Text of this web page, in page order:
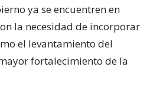
ya se encuentren en
la necesidad de incorporar
el levantamiento del
fortalecimiento de la